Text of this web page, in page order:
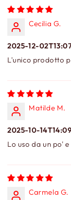
Cecilia G.
2025-12-
L'unico prodotto
Matilde M.
2025-10-
Lo uso da un po'
Carmela G.